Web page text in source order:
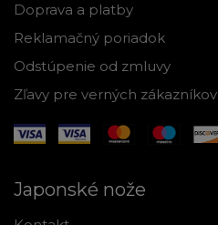
Doprava a platby
Reklamačný poriadok
Odstúpenie od zmluvy
Zľavy pre verných zákazníkov
Japonské nože